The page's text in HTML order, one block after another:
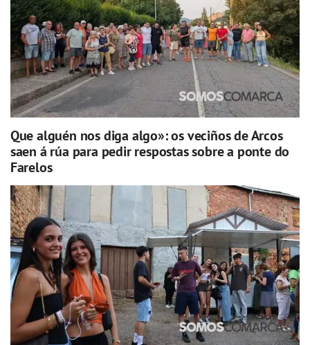
Que alguén nos diga algo»: os veciños de Arcos
saen á rúa para pedir respostas sobre a ponte do
Farelos